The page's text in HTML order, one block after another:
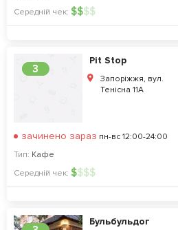
Середній чек: $$$$
3
Pit Stop
Запоріжжя, вул.
Тенісна 11А
зачинено зараз пн-вс 12:00-24:00
Тип: Кафе
Середній чек: $$$$
Бульбульдог